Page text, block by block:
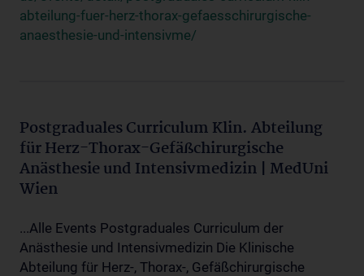
abteilung-fuer-herz-thorax-gefaesschirurgische-
anaesthesie-und-intensivme/
Postgraduales Curriculum Klin. Abteilung
für Herz-Thorax-Gefäßchirurgische
Anästhesie und Intensivmedizin | MedUni
Wien
...Alle Events Postgraduales Curriculum der
Anästhesie und Intensivmedizin Die Klinische
Abteilung für Herz-, Thorax-, Gefäßchirurgische